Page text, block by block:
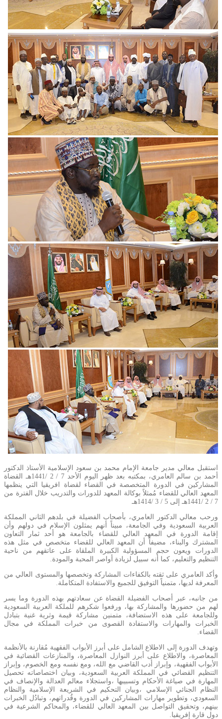
​استقبل معالي مدير جامعة الإمام محمد بن سعود الإسلامية الأستاذ الدكتور
أحمد بن سالم العامري، بمكتبه بعد ظهر اليوم الأحد 7 / 2 /1441هـ القضاة
المشاركين في الدورة المتخصصة في القضاء لقضاة افريقيا التي ينظمها
المعهد العالي للقضاء مُمثلاً بوكالة المعهد للدورات والتدريب خلال الفترة من
7 / 2 /1441هـ إلى 5 / 3 /1414هـ
ورحب معالي الدكتور العامري، بأصحاب الفضيلة في بلدهم الثاني المملكة
العربية السعودية وفي الجامعة، مبيناً أنهم يمثلون الإسلام في دولهم وأن
إقامة الدورة في المعهد العالي للقضاء بالجامعة هو أحد ثمار التعاون
المشترك والبناء، مضيفاً أن المعهد العالي للقضاء متخصص في مثل هذه
الدورات ويعون حجم المسؤولية الكبيرة الملقاة على عاتقهم من ناحية
التنظيم والتعليم، كما أنه سبيل لزيادة أواصر المحبة والمودة.
وأكد العامري على ثقته بالكفاءات المشاركة وتخصصها والمستوى العالي من
المعرفة لديها، متمنياً التوفيق للجميع والاستفادة المتكاملة.
من جانبه، عبر أصحاب الفضيلة القضاة عن سعادتهم بهذه الدورة وما يسر
لهم من حضورها والمشاركة بها، ورفعوا شكرهم للملكة العربية السعودية
وللجامعة على هذه الاستضافة، متمنين مشاركة قيمة وثرية غنية بتبادل
الخبرات والمهارات والاستفادة القصوى من خبرات المملكة في مجال
القضاء.
وتهدف الدورة إلى الاطلاع الشامل على أبرز الأبواب الفقهية مُقارنة بالأنظمة
المعاصرة، والاطلاع على أبرز النوازل المعاصرة، والمنازعات القضائية في
الأبواب الفقهية، وإبراز أدب القاضي مع الله، ومع نفسه ومع الخصوم، وإبراز
التنظيم القضائي في المملكة العربية السعودية، وبيان اختصاصاته تحصيل
المهارة في صياغة الأحكام وتسبيبها ،واستجلاء معالم العدالة والإنصاف في
النظام الجنائي الإسلامي ،وبيان التحكيم في الشريعة الإسلامية والنظام
السعودي، وتطوير مهارات المشاركين في الدورة وقُدراتهم، وتبادُل الخبرات
بينهم، وتحقيق التواصل بين المعهد العالي للقضاء، والمحاكم الشرعية في
دول قارة إفريقيا.